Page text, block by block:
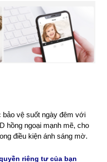
vệ suốt ngày đêm với
hồng ngoại mạnh mẽ, cho
điều kiện ánh sáng mờ.
riêng tư của bạn